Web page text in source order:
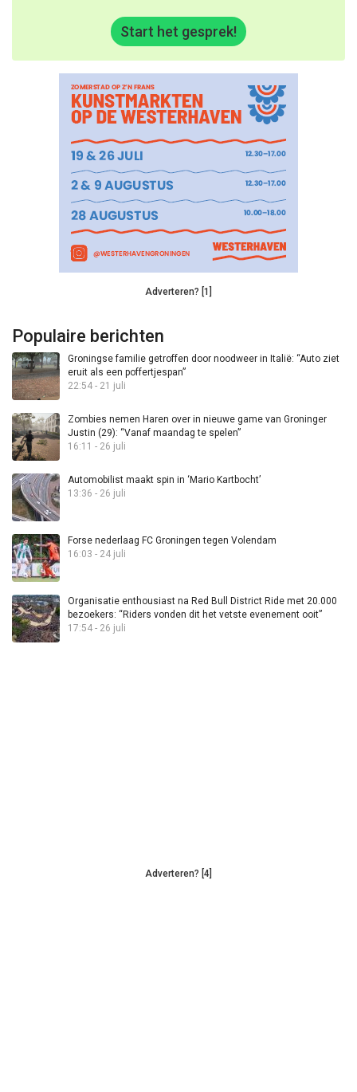
Start het gesprek!
Adverteren? [1]
Populaire berichten
Groningse familie getroffen door noodweer in Italië: “Auto ziet
eruit als een poffertjespan”
22:54 - 21 juli
Zombies nemen Haren over in nieuwe game van Groninger
Justin (29): “Vanaf maandag te spelen”
16:11 - 26 juli
Automobilist maakt spin in ‘Mario Kartbocht’
13:36 - 26 juli
Forse nederlaag FC Groningen tegen Volendam
16:03 - 24 juli
Organisatie enthousiast na Red Bull District Ride met 20.000
bezoekers: “Riders vonden dit het vetste evenement ooit”
17:54 - 26 juli
Adverteren? [4]